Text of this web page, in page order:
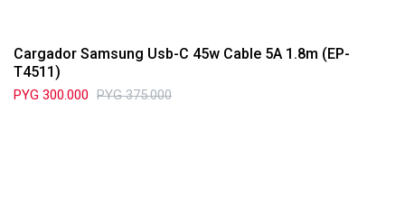
Cargador Samsung Usb-C 45w Cable 5A 1.8m (EP-
T4511)
PYG 300.000 PYG 375.000